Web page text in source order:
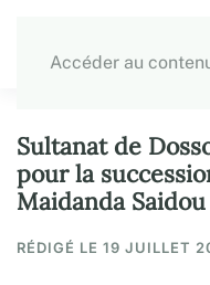
Accéder au
Sultanat de
pour la
Maidanda
RÉDIGÉ LE 19 JUILLET